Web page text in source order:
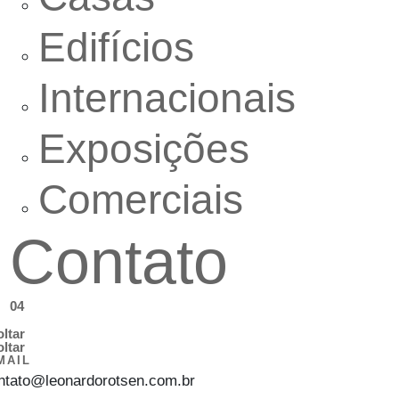
Edifícios
Internacionais
Exposições
Comerciais
Contato
04